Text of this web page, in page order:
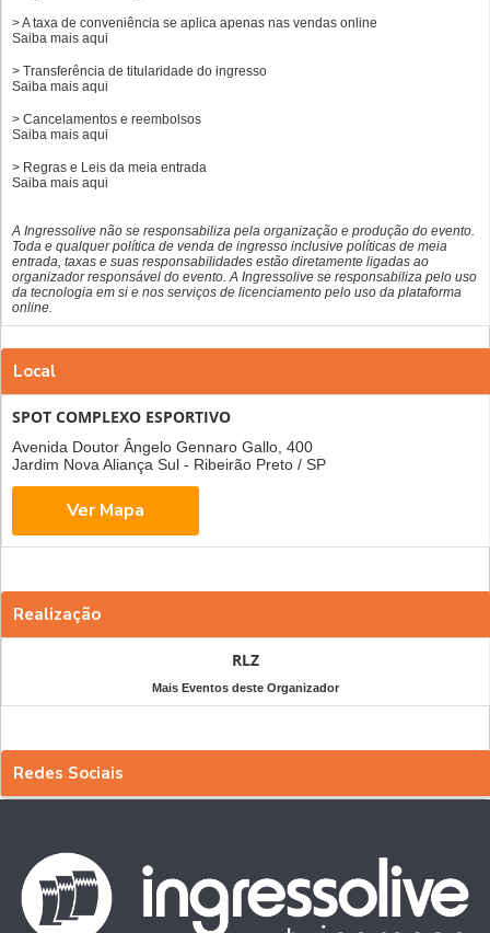
> A taxa de conveniência se aplica apenas nas vendas online
Saiba mais aqui
> Transferência de titularidade do ingresso
Saiba mais aqui
> Cancelamentos e reembolsos
Saiba mais aqui
> Regras e Leis da meia entrada
Saiba mais aqui
A Ingressolive não se responsabiliza pela organização e produção do evento.
Toda e qualquer política de venda de ingresso inclusive políticas de meia
entrada, taxas e suas responsabilidades estão diretamente ligadas ao
organizador responsável do evento. A Ingressolive se responsabiliza pelo uso
da tecnologia em si e nos serviços de licenciamento pelo uso da plataforma
online.
Local
SPOT COMPLEXO ESPORTIVO
Avenida Doutor Ângelo Gennaro Gallo, 400
Jardim Nova Aliança Sul - Ribeirão Preto / SP
Realização
RLZ
Mais Eventos deste Organizador
Redes Sociais